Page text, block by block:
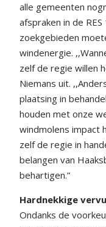
alle gemeenten
afspraken in de
zoekgebieden
windenergie.
zelf de regie willen
Niemans uit.
plaatsing in
houden met onze
windmolens impact
zelf de regie in
belangen van
behartigen.”
Hardnekkige
Ondanks de